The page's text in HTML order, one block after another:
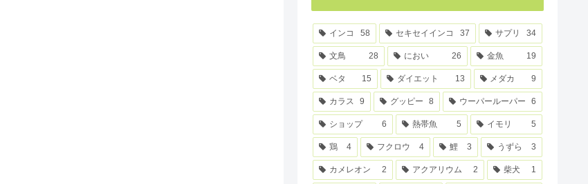
インコ 58 セキセイインコ 37 サプリ 34
文鳥 28 におい 26 金魚 19
ベタ 15 ダイエット 13 メダカ 9
カラス 9 グッピー 8 ウーパールーパー 6
ショップ 6 熱帯魚 5 イモリ 5
鶏 4 フクロウ 4 鯉 3 うずら 3
カメレオン 2 アクアリウム 2 柴犬 1